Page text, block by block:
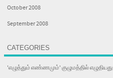
October 2008
September 2008
CATEGORIES
'எழுத்தும் எண்ணமும்' குழுமத்தில் எழுதியது